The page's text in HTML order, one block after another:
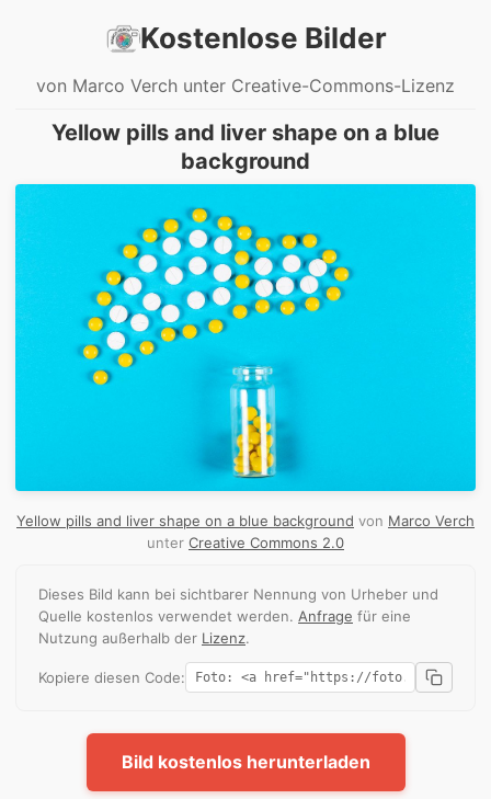
Kostenlose Bilder
von Marco Verch unter Creative-Commons-Lizenz
Yellow pills and liver shape on a blue
background
Yellow pills and liver shape on a blue background von Marco Verch
unter Creative Commons 2.0
Dieses Bild kann bei sichtbarer Nennung von Urheber und
Quelle kostenlos verwendet werden. Anfrage für eine
Nutzung außerhalb der Lizenz.
Kopiere diesen Code:
Bild kostenlos herunterladen